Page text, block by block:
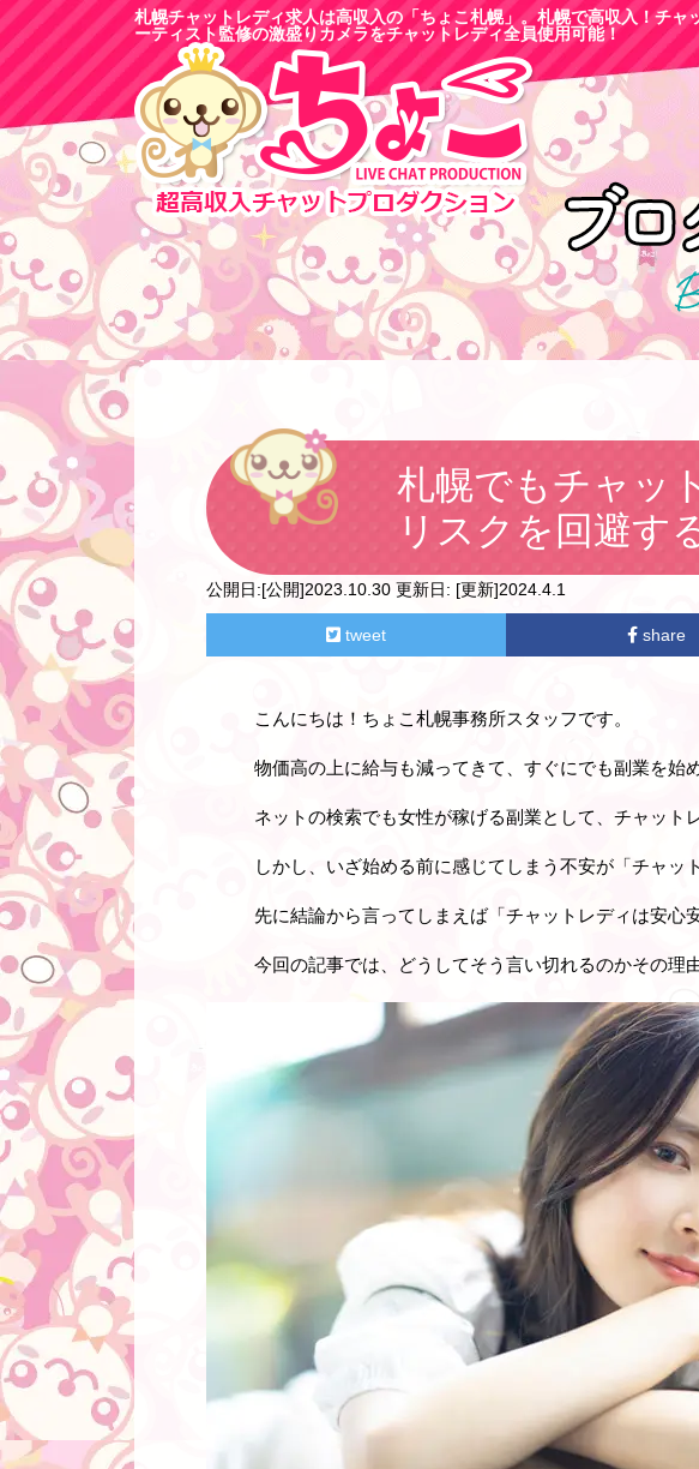
札幌チャットレディ求人は高収入の「ちょこ札幌」。札幌で高収入！チャ
ーティスト監修の激盛りカメラをチャットレディ全員使用可能！
札幌でもチャッ
リスクを回避す
公開日:[公開]2023.10.30 更新日: [更新]2024.4.1
tweet share
こんにちは！ちょこ札幌事務所スタッフです。
物価高の上に給与も減ってきて、すぐにでも副業を始
ネットの検索でも女性が稼げる副業として、チャット
しかし、いざ始める前に感じてしまう不安が「チャッ
先に結論から言ってしまえば「チャットレディは安心
今回の記事では、どうしてそう言い切れるのかその理